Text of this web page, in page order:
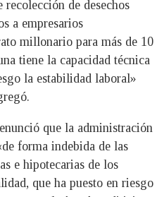
de desechos
a empresarios
millonario para más de 10
tiene la capacidad técnica
la estabilidad laboral»
que la administración
forma indebida de las
e hipotecarias de los
que ha puesto en riesgo